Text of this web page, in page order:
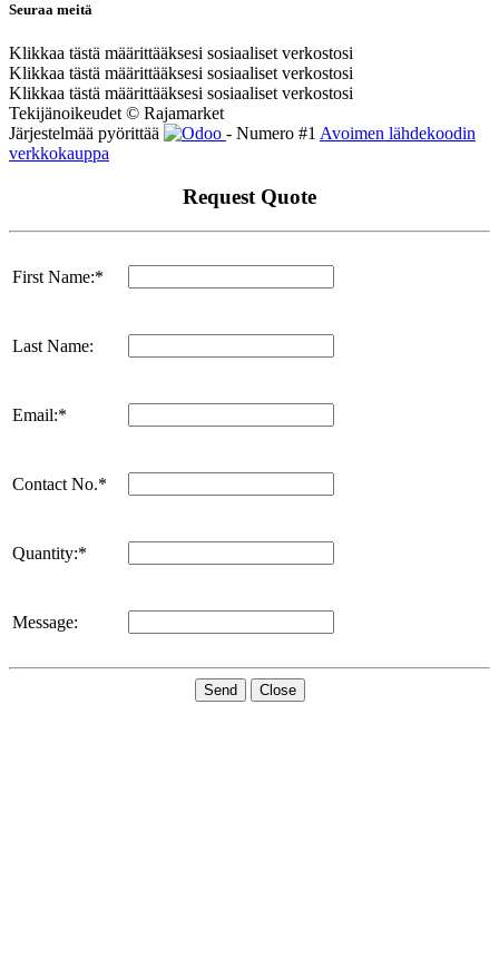
Seuraa meitä
Klikkaa tästä määrittääksesi sosiaaliset verkostosi
Klikkaa tästä määrittääksesi sosiaaliset verkostosi
Klikkaa tästä määrittääksesi sosiaaliset verkostosi
Tekijänoikeudet © Rajamarket
Järjestelmää pyörittää
- Numero #1 Avoimen lähdekoodin
verkkokauppa
Request Quote
First Name:*
Last Name:
Email:*
Contact No.*
Quantity:*
Message:
Send Close